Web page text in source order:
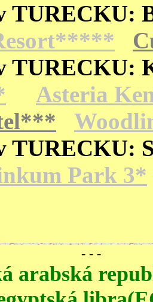
TURECKU:
TURECKU:
Asteria
TURECKU:
Park 3*
- - -
arabská